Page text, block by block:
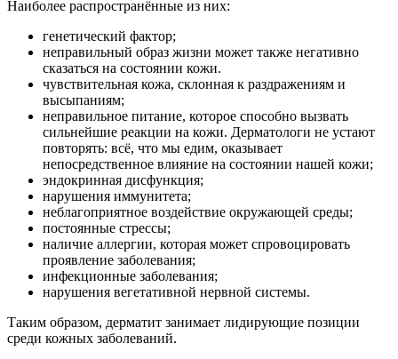
Наиболее распространённые из них:
генетический фактор;
неправильный образ жизни может также негативно
сказаться на состоянии кожи.
чувствительная кожа, склонная к раздражениям и
высыпаниям;
неправильное питание, которое способно вызвать
сильнейшие реакции на кожи. Дерматологи не устают
повторять: всё, что мы едим, оказывает
непосредственное влияние на состоянии нашей кожи;
эндокринная дисфункция;
нарушения иммунитета;
неблагоприятное воздействие окружающей среды;
постоянные стрессы;
наличие аллергии, которая может спровоцировать
проявление заболевания;
инфекционные заболевания;
нарушения вегетативной нервной системы.
Таким образом, дерматит занимает лидирующие позиции
среди кожных заболеваний.